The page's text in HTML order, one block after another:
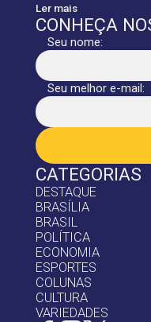
CATEGORIAS
DESTAQUE
BRASÍLIA
BRASIL
POLÍTICA
ECONOMIA
ESPORTES
COLUNAS
CULTURA
VARIEDADES
Ler mais
CONHEÇA
Seu nome:
Seu melhor e-mail: